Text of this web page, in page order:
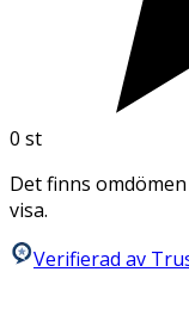
0 st
Det finns
visa.
Verifierad av